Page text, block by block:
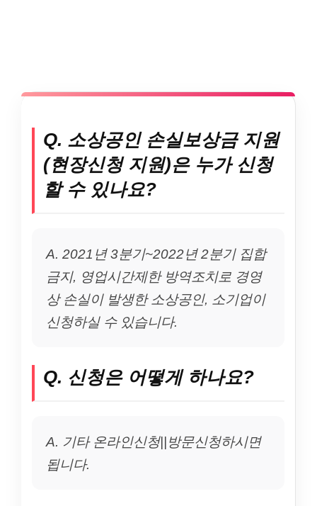
Q. 소상공인 손실보상금 지원
(현장신청 지원)은 누가 신청
할 수 있나요?
A. 2021년 3분기~2022년 2분기 집합
금지, 영업시간제한 방역조치로 경영
상 손실이 발생한 소상공인, 소기업이
신청하실 수 있습니다.
Q. 신청은 어떻게 하나요?
A. 기타 온라인신청||방문신청하시면
됩니다.